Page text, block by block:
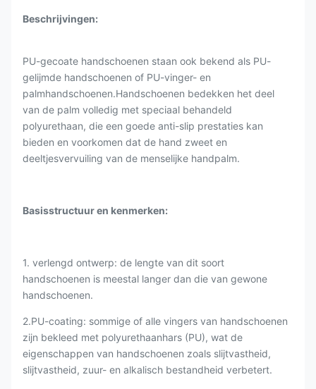
Beschrijvingen:
PU-gecoate handschoenen staan ook bekend als PU-
gelijmde handschoenen of PU-vinger- en
palmhandschoenen.Handschoenen bedekken het deel
van de palm volledig met speciaal behandeld
polyurethaan, die een goede anti-slip prestaties kan
bieden en voorkomen dat de hand zweet en
deeltjesvervuiling van de menselijke handpalm.
Basisstructuur en kenmerken:
1. verlengd ontwerp: de lengte van dit soort
handschoenen is meestal langer dan die van gewone
handschoenen.
2.PU-coating: sommige of alle vingers van handschoenen
zijn bekleed met polyurethaanhars (PU), wat de
eigenschappen van handschoenen zoals slijtvastheid,
slijtvastheid, zuur- en alkalisch bestandheid verbetert.